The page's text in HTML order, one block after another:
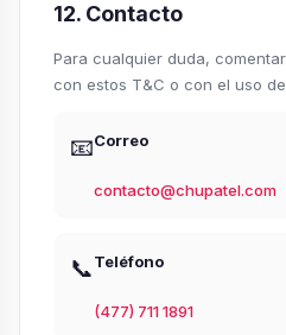
12. Contacto
Para cualquier duda,
con estos T&C o con el uso
📧Correo
contacto@chupatel.com
📞Teléfono
(477) 711 1891